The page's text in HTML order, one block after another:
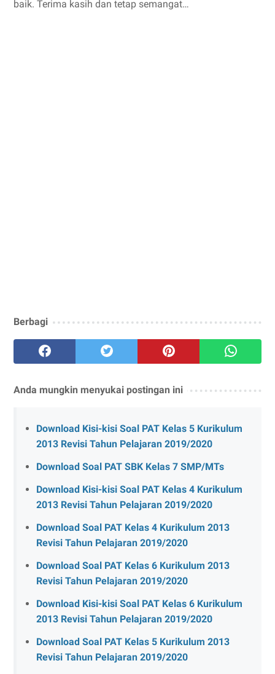
baik. Terima kasih dan tetap semangat…
Berbagi
Anda mungkin menyukai postingan ini
Download Kisi-kisi Soal PAT Kelas 5 Kurikulum
2013 Revisi Tahun Pelajaran 2019/2020
Download Soal PAT SBK Kelas 7 SMP/MTs
Download Kisi-kisi Soal PAT Kelas 4 Kurikulum
2013 Revisi Tahun Pelajaran 2019/2020
Download Soal PAT Kelas 4 Kurikulum 2013
Revisi Tahun Pelajaran 2019/2020
Download Soal PAT Kelas 6 Kurikulum 2013
Revisi Tahun Pelajaran 2019/2020
Download Kisi-kisi Soal PAT Kelas 6 Kurikulum
2013 Revisi Tahun Pelajaran 2019/2020
Download Soal PAT Kelas 5 Kurikulum 2013
Revisi Tahun Pelajaran 2019/2020